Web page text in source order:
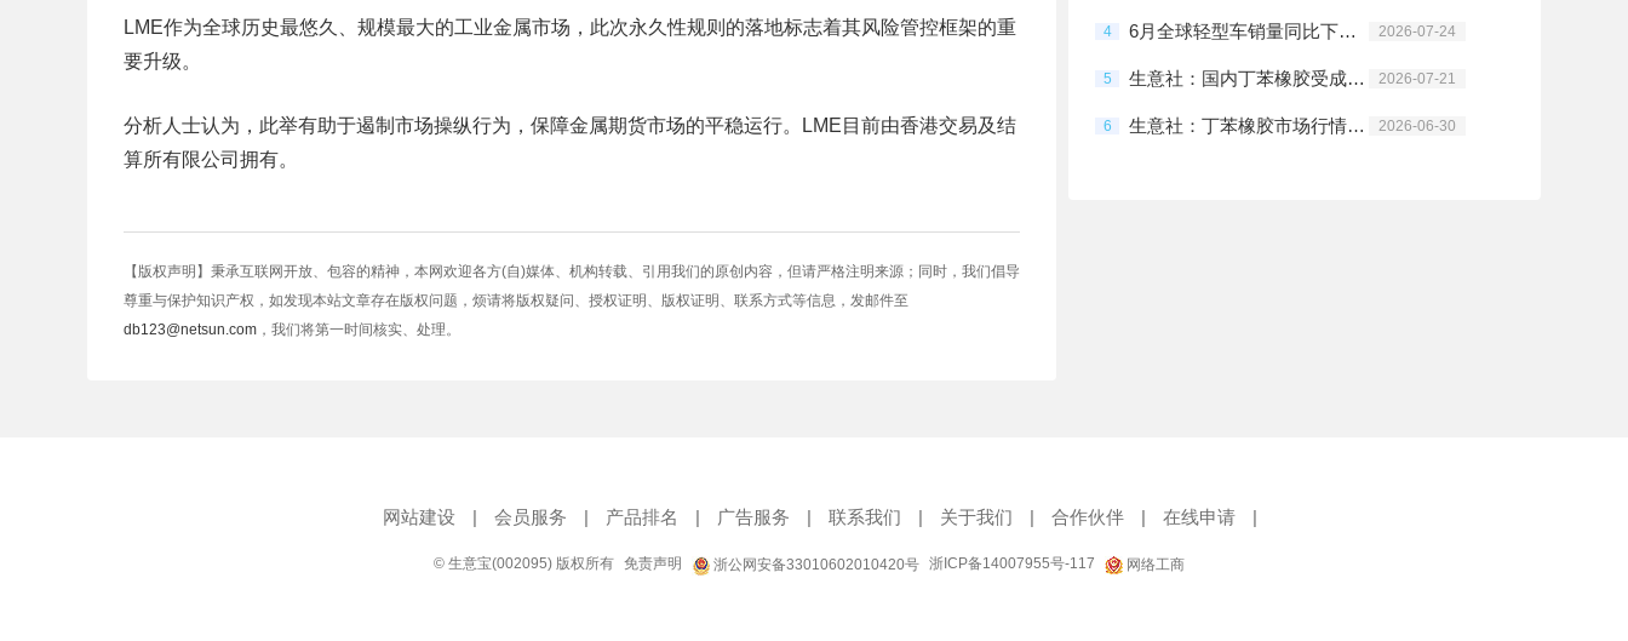
LME作为全球历史最悠久、规模最大的工业金属市场，此次永久性规则的落地标志着其风险管控框架的重
要升级。
分析人士认为，此举有助于遏制市场操纵行为，保障金属期货市场的平稳运行。LME目前由香港交易及结
算所有限公司拥有。
【版权声明】秉承互联网开放、包容的精神，本网欢迎各方(自)媒体、机构转载、引用我们的原创内容，但请严格注明来源；同时，我们倡导
尊重与保护知识产权，如发现本站文章存在版权问题，烦请将版权疑问、授权证明、版权证明、联系方式等信息，发邮件至
db123@netsun.com ，我们将第一时间核实、处理。
4 6月全球轻型车销量同比下降1%至762万辆 2026-07-24
5 生意社：国内丁苯橡胶受成本驱动价格上涨 2026-07-21
6 生意社：丁苯橡胶市场行情震荡下行 2026-06-30
网站建设 | 会员服务 | 产品排名 | 广告服务 | 联系我们 | 关于我们 | 合作伙伴 | 在线申请 |
© 生意宝(002095) 版权所有 免责声明 浙公网安备33010602010420号 浙ICP备14007955号-117 网络工商